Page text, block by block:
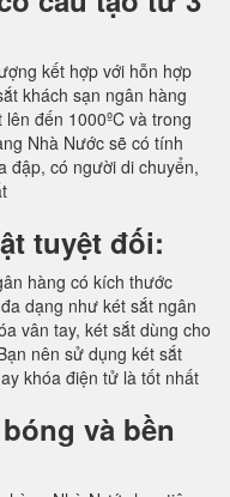
kết hợp với hỗn hợp
khách sạn ngân hàng
đến 1000ºC và trong
Nhà Nước sẽ có tính
đập, có người di chuyển,
tuyệt đối:
hàng có kích thước
dạng như két sắt ngân
vân tay, két sắt dùng cho
nên sử dụng két sắt
khóa điện tử là tốt nhất
và bền